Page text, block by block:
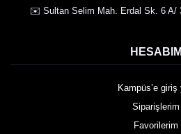
✉️ Sultan Selim Mah. Erdal Sk. 6 A/
HESABIM
Kampüs’e giriş
Siparişlerim
Favorilerim